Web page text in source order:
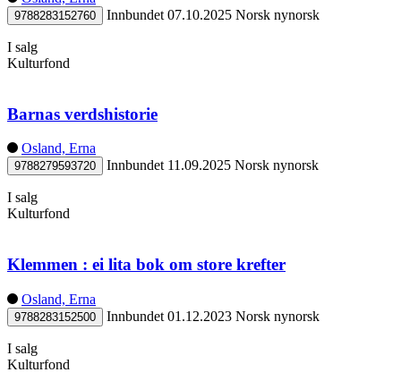
9788283152760 Innbundet 07.10.2025 Norsk nynorsk
I salg
Kulturfond
Barnas verdshistorie
Osland, Erna
9788279593720 Innbundet 11.09.2025 Norsk nynorsk
I salg
Kulturfond
Klemmen : ei lita bok om store krefter
Osland, Erna
9788283152500 Innbundet 01.12.2023 Norsk nynorsk
I salg
Kulturfond